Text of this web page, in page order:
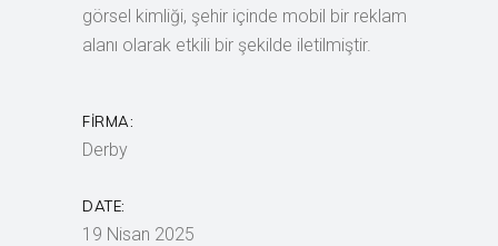
görsel kimliği, şehir içinde mobil bir reklam
alanı olarak etkili bir şekilde iletilmiştir.
FIRMA:
Derby
DATE:
19 Nisan 2025